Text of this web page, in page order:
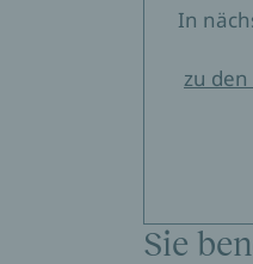
In
zu den
Sie